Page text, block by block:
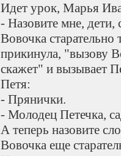
Идет урок, Марья
- Назовите мне, дети,
Вовочка
прикинула, "вызову
скажет" и вызывает
Петя:
- Прянички.
- Молодец Петечка,
А теперь назовите
Вовочка еще